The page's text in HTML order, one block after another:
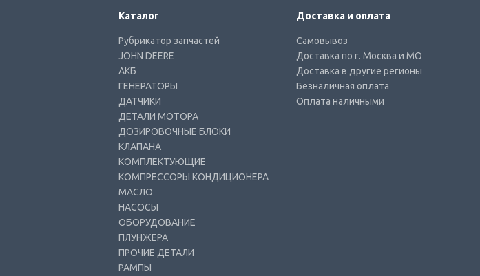
Каталог
Рубрикатор запчастей
JOHN DEERE
АКБ
ГЕНЕРАТОРЫ
ДАТЧИКИ
ДЕТАЛИ МОТОРА
ДОЗИРОВОЧНЫЕ БЛОКИ
КЛАПАНА
КОМПЛЕКТУЮЩИЕ
КОМПРЕССОРЫ КОНДИЦИОНЕРА
МАСЛО
НАСОСЫ
ОБОРУДОВАНИЕ
ПЛУНЖЕРА
ПРОЧИЕ ДЕТАЛИ
РАМПЫ
Доставка и оплата
Самовывоз
Доставка по г. Москва и МО
Доставка в другие регионы
Безналичная оплата
Оплата наличными